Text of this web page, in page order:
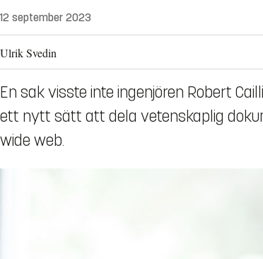
12 september 2023
Ulrik Svedin
En sak visste inte ingenjören Robert
ett nytt sätt att dela vetenskaplig
wide web.